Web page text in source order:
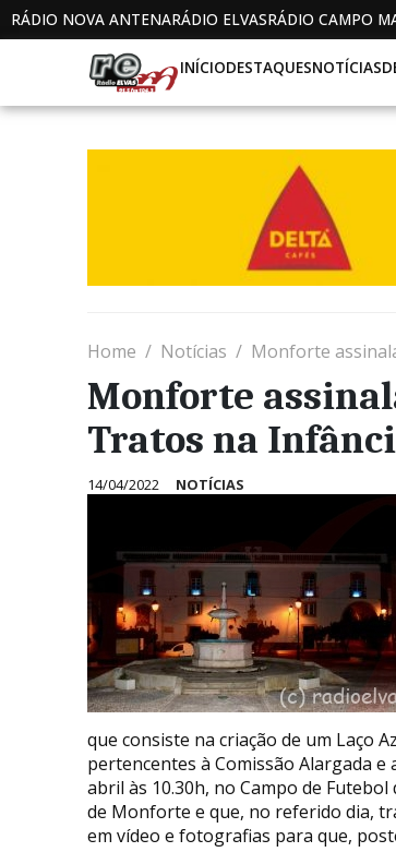
RÁDIO NOVA ANTENARÁDIO ELVASRÁDIO CAMPO
INÍCIODESTAQUESNOTÍCIAS
Home Notícias Monforte
Monforte
Tratos na
14/04/2022 NOTÍCIAS
que consiste na criação de um Laço
pertencentes à Comissão Alargada
abril às 10.30h, no Campo de
de Monforte e que, no referido dia,
em vídeo e fotografias para que,